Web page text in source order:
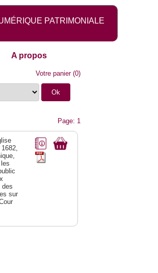
PATRIMONIALE
A propos
Votre panier(0)
Page: 1
des
sur